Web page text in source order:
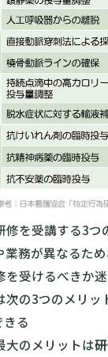
修を受講する3つ
業務が異なるた
受けるべきか迷
の3つのメリッ
る
大のメリットは